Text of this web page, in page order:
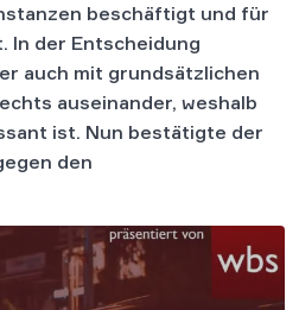
beschäftigt und für
In der Entscheidung
auch mit grundsätzlichen
auseinander, weshalb
ist. Nun bestätigte der
den